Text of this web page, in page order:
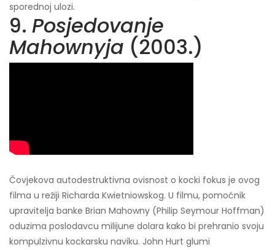
sporednoj ulozi.
9. Posjedovanje
Mahownyja (2003.)
Čovjekova autodestruktivna ovisnost o kocki fokus je ovog
filma u režiji Richarda Kwietniowskog. U filmu, pomoćnik
upravitelja banke Brian Mahowny (Philip Seymour Hoffman)
oduzima poslodavcu milijune dolara kako bi prehranio svoju
kompulzivnu kockarsku naviku. John Hurt glumi